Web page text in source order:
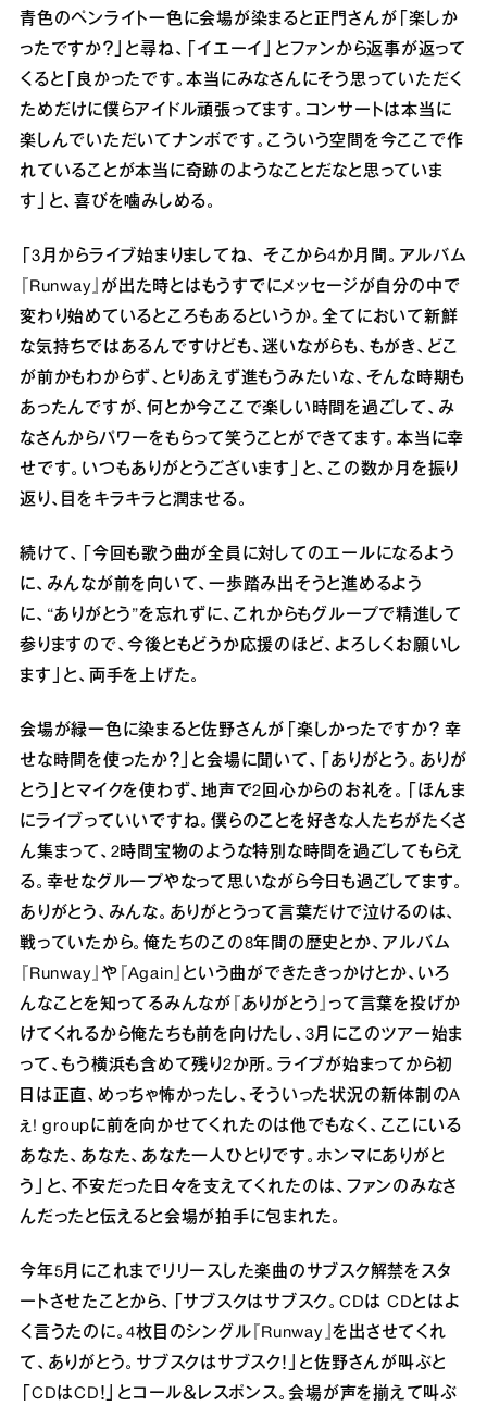
⻘⾊のペンライト⼀⾊に会場が染まると正⾨さんが「楽しか
ったですか？」と尋ね、「イエーイ」とファンから返事が返って
くると「良かったです。本当にみなさんにそう思っていただく
ためだけに僕らアイドル頑張ってます。コンサートは本当に
楽しんでいただいてナンボです。こういう空間を今ここで作
れていることが本当に奇跡のようなことだなと思っていま
す」と、喜びを噛みしめる。
「3⽉からライブ始まりましてね、 そこから4か⽉間。アルバム
『Runway』が出た時とはもうすでにメッセージが⾃分の中で
変わり始めているところもあるというか。全てにおいて新鮮
な気持ちではあるんですけども、迷いながらも、もがき、どこ
が前かもわからず、とりあえず進もうみたいな、そんな時期も
あったんですが、何とか今ここで楽しい時間を過ごして、み
なさんからパワーをもらって笑うことができてます。本当に幸
せです。いつもありがとうございます」と、この数か⽉を振り
返り、⽬をキラキラと潤ませる。
続けて、「今回も歌う曲が全員に対してのエールになるよう
に、みんなが前を向いて、⼀歩踏み出そうと進めるよう
に、“ありがとう”を忘れずに、これからもグループで精進して
参りますので、今後ともどうか応援のほど、よろしくお願いし
ます」と、両⼿を上げた。
会場が緑⼀⾊に染まると佐野さんが「楽しかったですか？ 幸
せな時間を使ったか？」と会場に聞いて、「ありがとう。ありが
とう」とマイクを使わず、地声で2回⼼からのお礼を。「ほんま
にライブっていいですね。僕らのことを好きな⼈たちがたくさ
ん集まって、2時間宝物のような特別な時間を過ごしてもらえ
る。幸せなグループやなって思いながら今⽇も過ごしてます。
ありがとう、みんな。ありがとうって⾔葉だけで泣けるのは、
戦っていたから。俺たちのこの8年間の歴史とか、アルバム
『Runway』や『Again』という曲ができたきっかけとか、いろ
んなことを知ってるみんなが『ありがとう』って⾔葉を投げか
けてくれるから俺たちも前を向けたし、3⽉にこのツアー始ま
って、もう横浜も含めて残り2か所。ライブが始まってから初
⽇は正直、めっちゃ怖かったし、そういった状況の新体制のA
ぇ! groupに前を向かせてくれたのは他でもなく、ここにいる
あなた、あなた、あなた⼀⼈ひとりです。ホンマにありがと
う」と、不安だった⽇々を⽀えてくれたのは、ファンのみなさ
んだったと伝えると会場が拍⼿に包まれた。
今年5⽉にこれまでリリースした楽曲のサブスク解禁をスタ
ートさせたことから、「サブスクはサブスク。CDは CDとはよ
く⾔うたのに。4枚⽬のシングル『Runway』を出させてくれ
て、ありがとう。サブスクはサブスク！」と佐野さんが叫ぶと
「CDはCD！」とコール＆レスポンス。会場が声を揃えて叫ぶ